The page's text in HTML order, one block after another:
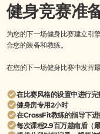
健身竞赛准
为您的下一场健身比赛建立引
合您的装备和教练。
在您的下一场健身比赛中发挥最
在比赛风格的设置中进行完
健身房专用2小时
在CrossFit教练的指导下进
每次课程2.9百万越南盾（